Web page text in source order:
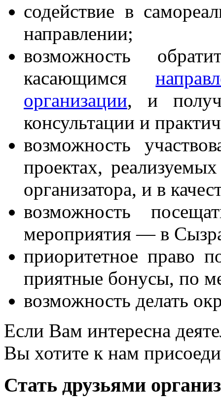
содействие в
направлении;
возможность
касающимся
организации, и
консультации и
возможность
проектах,
организатора, и в
возможность
мероприятия — в
приоритетное право
приятные бонусы, по
возможность делать
Если Вам интересна
Вы хотите к нам
Стать друзьями